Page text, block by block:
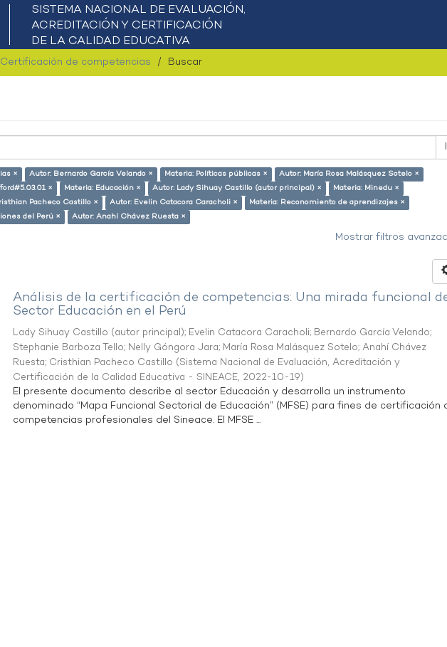
Certificación de competencias Buscar
× Autor: Bernardo García Velando × Materia: Políticas públicas ×
Autor: María Rosa Malásquez Sotelo ×
×
Materia: Educación × Autor: Lady Sihuay Castillo (autor principal) ×
Materia: Minedu ×
Pacheco Castillo × Autor: Evelin Catacora Caracholi ×
Materia: Reconomiento de aprendizajes ×
del Perú ×
Autor: Anahí Chávez Ruesta ×
Mostrar filtros
Análisis de la certificación de competencias: Una mirada funcional
Sector Educación en el Perú
Lady Sihuay Castillo (autor principal); Evelin Catacora Caracholi; Bernardo García Velando;
Stephanie Barboza Tello; Nelly Góngora Jara; María Rosa Malásquez Sotelo;Anahí Chávez
Ruesta; Cristhian Pacheco Castillo (Sistema Nacional de Evaluación, Acreditación y
Certificación de la Calidad Educativa - SINEACE, 2022-10-19)
El presente documento describe al sector Educación y desarrolla un instrumento
denominado “Mapa Funcional Sectorial de Educación” (MFSE) para fines de certificación
competencias profesionales del Sineace. El MFSE ...